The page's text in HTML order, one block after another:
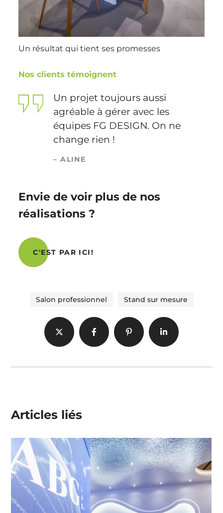
Un résultat qui tient ses promesses
Nos clients témoignent
Un projet toujours aussi
agréable à gérer avec les
équipes FG DESIGN. On ne
change rien !
– ALINE
Envie de voir plus de nos
réalisations ?
C'EST PAR ICI!
Salon professionnel Stand sur mesure
Articles liés